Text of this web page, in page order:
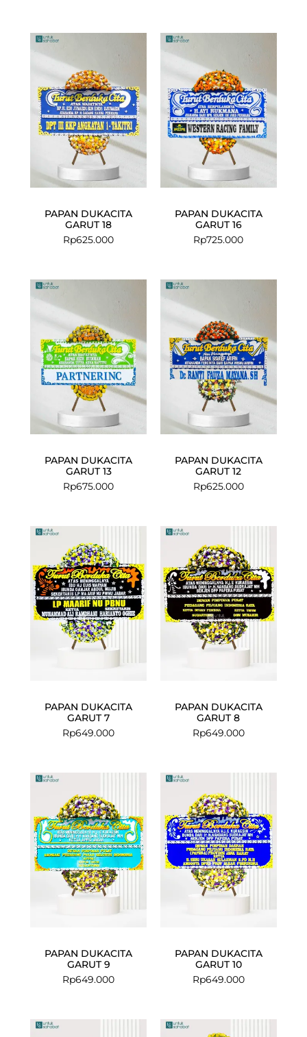
PAPAN DUKACITA
GARUT 18
Rp625.000
PAPAN DUKACITA
GARUT 16
Rp725.000
PAPAN DUKACITA
GARUT 13
Rp675.000
PAPAN DUKACITA
GARUT 12
Rp625.000
PAPAN DUKACITA
GARUT 7
Rp649.000
PAPAN DUKACITA
GARUT 8
Rp649.000
PAPAN DUKACITA
GARUT 9
Rp649.000
PAPAN DUKACITA
GARUT 10
Rp649.000